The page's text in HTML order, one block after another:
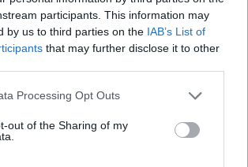
participants. This information may
by us to third parties on the IAB’s List of
that may further disclose it to other
this website/app uses one or more Google
visit or usage behaviour. You may click to
to Google and its third-party tags to
below specified purposes in below Google
Processing Opt Outs
out of the Sharing of my
Sheng Li a Formula E
is tagja, így a cég akkor sem
a sorozattól, ha a
az indulási jogát.